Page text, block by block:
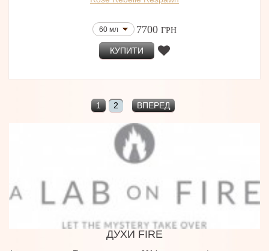
60 мл 7700 ГРН
КУПИТИ
1 2 ВПЕРЕД
ДУХИ FIRE